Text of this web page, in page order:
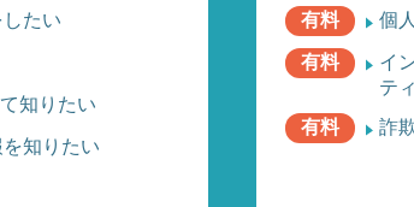
たい
知りたい
知りたい
有料 個
有料
イ
テ
有料
詐